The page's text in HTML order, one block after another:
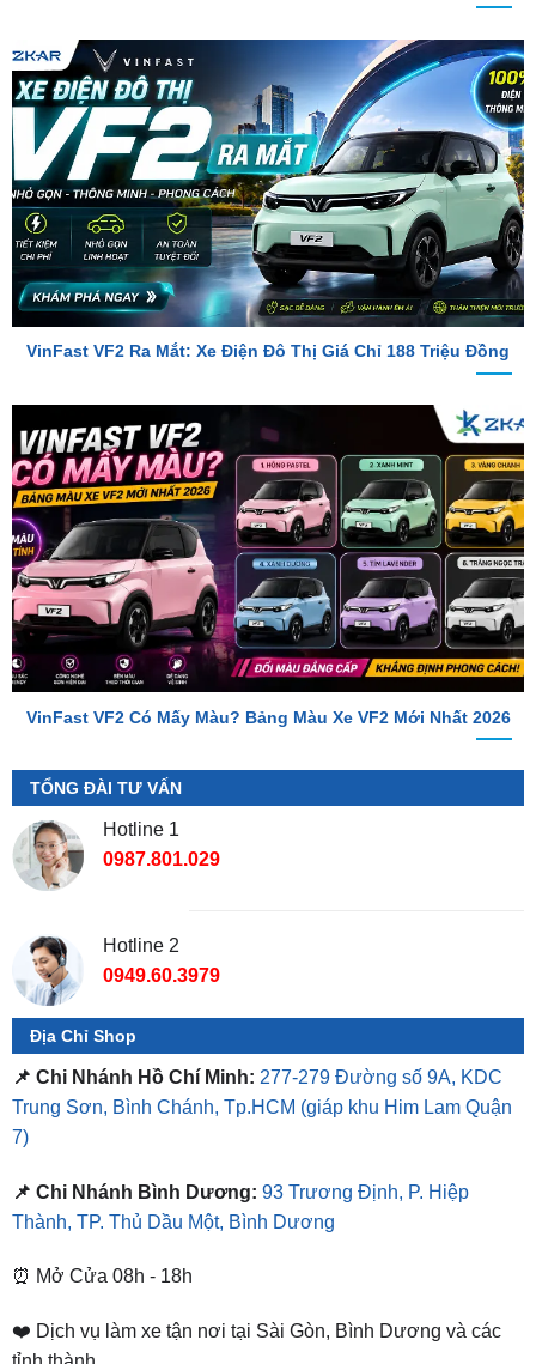
VinFast VF2 Ra Mắt: Xe Điện Đô Thị Giá Chỉ 188 Triệu Đồng
VinFast VF2 Có Mấy Màu? Bảng Màu Xe VF2 Mới Nhất 2026
TỔNG ĐÀI TƯ VẤN
Hotline 1
0987.801.029
Địa Chỉ Shop
📌 Chi Nhánh Hồ Chí Minh: 277-279 Đường số 9A, KDC
Trung Sơn, Bình Chánh, Tp.HCM
7)
📌 Chi Nhánh Bình Dương:
⏰ Mở Cửa 08h - 18h
❤️ Dịch vụ làm xe tận nơi tại Sài Gòn, Bình Dương và các